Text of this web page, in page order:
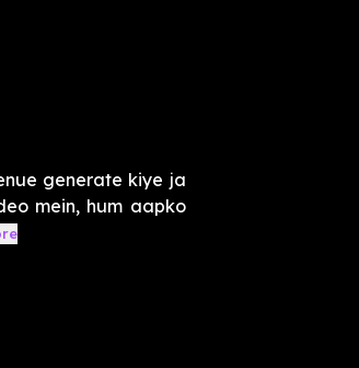
generate kiye ja
mein, hum aapko